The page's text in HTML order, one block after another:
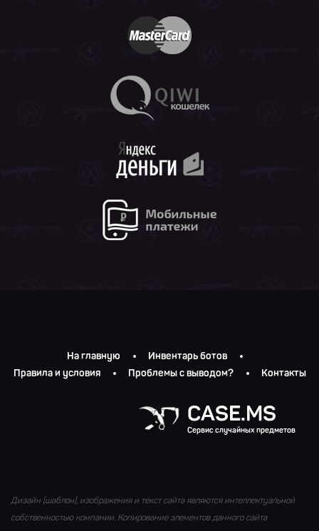
На главную
Инвентарь ботов
Правила и условия
Проблемы с выводом? Контакты
CASE.MS
Сервис случайных предметов
Дизайн (шаблон), изображения и текст сайта являются интеллектуальной
собственностью компании. Копирование элементов данного сайта